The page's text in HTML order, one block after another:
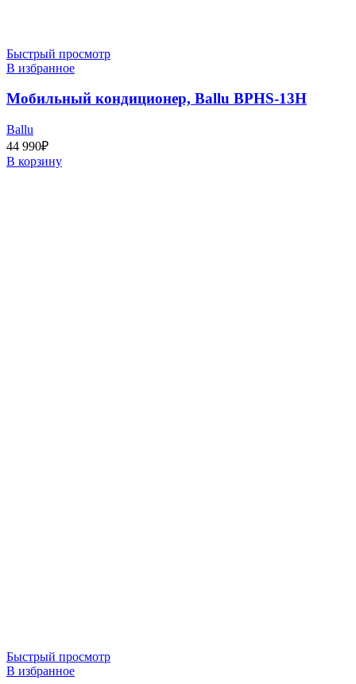
Быстрый просмотр
В избранное
Мобильный кондиционер, Ballu BPHS-13H
Ballu
44 990₽
В корзину
Быстрый просмотр
В избранное